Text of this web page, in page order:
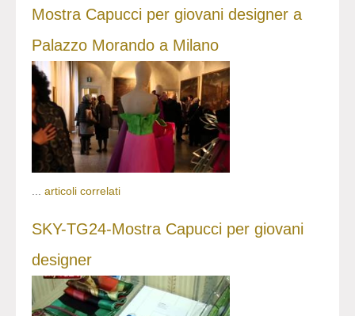
Mostra Capucci per giovani designer a
Palazzo Morando a Milano
articoli correlati
SKY-TG24-Mostra Capucci per giovani
designer